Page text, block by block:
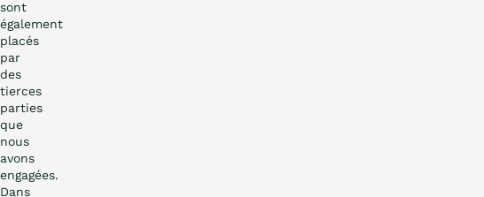
sont
également
placés
par
des
tierces
parties
que
nous
avons
engagées.
Dans